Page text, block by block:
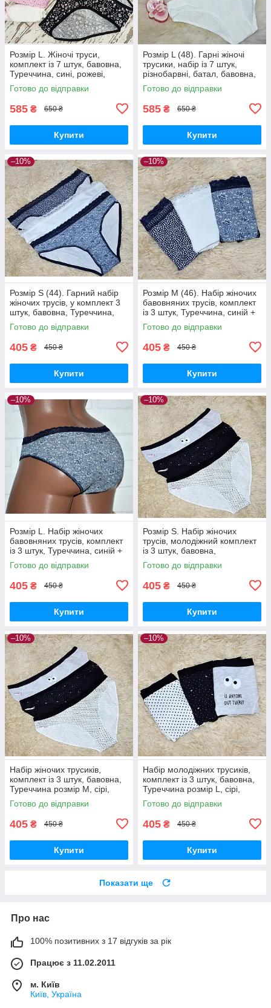
Розмір L. Жіночі труси,
комплект із 7 штук, бавовна,
Туреччина, сині, рожеві,
бузкові, білі, бежеві
Готово до відправки
585 ₴ 650 ₴
Купити
Розмір L (48). Гарні жіночі
трусики, набір із 7 штук,
різнобарвні, батал, бавовна,
Туреччина
Готово до відправки
585 ₴ 650 ₴
Купити
–10%
Розмір S (44). Гарний набір
жіночих трусів, у комплект 3
штук, бавовна, Туреччина,
синій + білий
Готово до відправки
405 ₴ 450 ₴
Купити
–10%
Розмір M (46). Набір жіночих
бавовняних трусів, комплект
із 3 штук, Туреччина, синій +
білий
Готово до відправки
405 ₴ 450 ₴
Купити
–10%
Розмір L. Набір жіночих
бавовняних трусів, комплект
із 3 штук, Туреччина, синій +
білий
Готово до відправки
405 ₴ 450 ₴
Купити
–10%
Розмір S. Набір жіночих
трусів, молодіжний комплект
із 3 штук, бавовна,
Туреччина, сірі, чорні та білі з
візерунком
Готово до відправки
405 ₴ 450 ₴
Купити
–10%
Набір жіночих трусиків,
комплект із 3 штук, бавовна,
Туреччина розмір M, сірі,
чорні та білі з візерунком
Готово до відправки
405 ₴ 450 ₴
Купити
–10%
Набір молодіжних трусиків,
комплект із 3 штук, бавовна,
Туреччина розмір L, сірі,
чорні та білі з візерунком
Готово до відправки
405 ₴ 450 ₴
Купити
Показати ще
Про нас
100% позитивних з 17 відгуків за рік
Працює з 11.02.2011
м. Київ
Київ, Україна